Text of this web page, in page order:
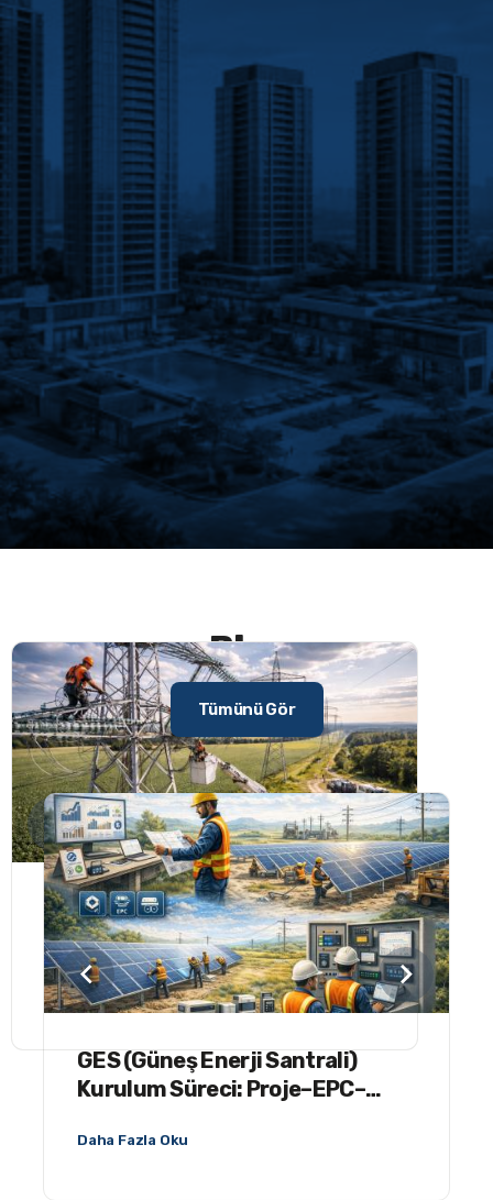
YG / OG / AG Enerji Nakil Hatları
Hizmetleri
Daha Fazla Oku
Blog
Tümünü Gör
GES (Güneş Enerji Santrali)
Kurulum Süreci: Proje–EPC–
Daha Fazla Oku